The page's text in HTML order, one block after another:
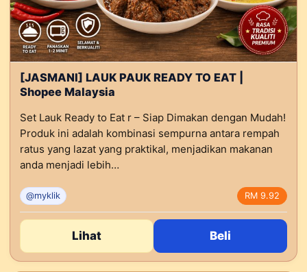
[JASMANI] LAUK PAUK READY TO EAT |
Shopee Malaysia
Set Lauk Ready to Eat r – Siap Dimakan dengan Mudah!
Produk ini adalah kombinasi sempurna antara rempah
ratus yang lazat yang praktikal, menjadikan makanan
anda menjadi lebih…
@myklik RM 9.92
Lihat Beli